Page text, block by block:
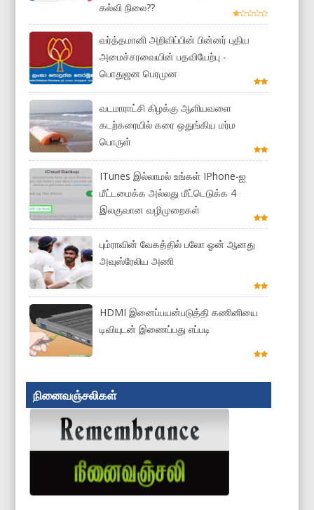
கல்வி நிலை??
வர்த்தமானி அறிவிப்பின் பின்னர் புதிய
அமைச்சரவையின் பதவியேற்பு -
பொதுஜன பெரமுன
வடமாராட்சி கிழக்கு ஆளியவளை
கடற்கரையில் கரை ஒதுங்கிய மர்ம
பொருள்
ITunes இல்லாமல் உங்கள் IPhone-ஐ
மீட்டமைக்க அல்லது மீட்டெடுக்க 4
இலகுவான வழிமுறைகள்
பும்ராவின் வேகத்தில் பலோ ஓன் ஆனது
அவுஸ்ரேலிய அணி
HDMI இனைப்பயன்படுத்தி கணினியை
டிவியுடன் இணைப்பது எப்படி
நினைவஞ்சலிகள்